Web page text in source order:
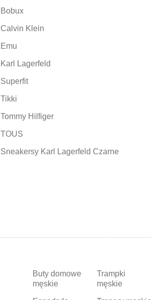
Bobux
Calvin Klein
Emu
Karl Lagerfeld
Superfit
Tikki
Tommy Hilfiger
TOUS
Sneakersy Karl Lagerfeld Czarne
Buty domowe
męskie
Trampki
męskie